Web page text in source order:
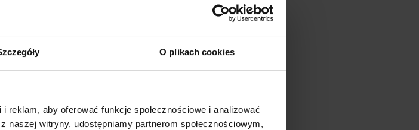
O plikach cookies
aby oferować funkcje społecznościowe i analizować
witryny, udostępniamy partnerom społecznościowym,